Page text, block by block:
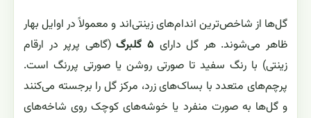
گل‌ها از شاخص‌ترین اندام‌های زینتی‌اند و معمولاً در اوایل بهار
ظاهر می‌شوند. هر گل دارای ۵ گلبرگ
(گاهی پرپر در ارقام
زینتی) با رنگ سفید تا صورتی روشن یا صورتی پررنگ است.
پرچم‌های متعدد با بساک‌های زرد، مرکز گل را برجسته می‌کنند
و گل‌ها به صورت منفرد یا خوشه‌های کوچک روی شاخه‌های